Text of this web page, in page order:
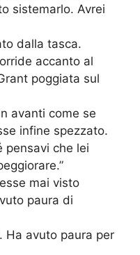
sistemarlo. Avrei
dalla tasca.
accanto al
poggiata sul
avanti come se
infine spezzato.
pensavi che lei
mai visto
paura di
Ha avuto paura per